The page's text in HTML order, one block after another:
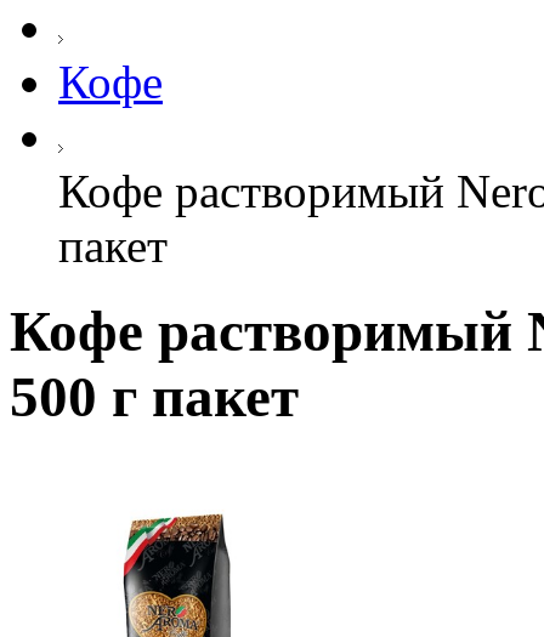
Кофе
Кофе растворимый
пакет
Кофе растворимый
500 г пакет